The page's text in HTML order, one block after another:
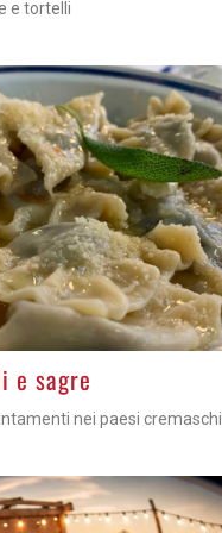
e tortelli
e sagre
nei paesi cremaschi